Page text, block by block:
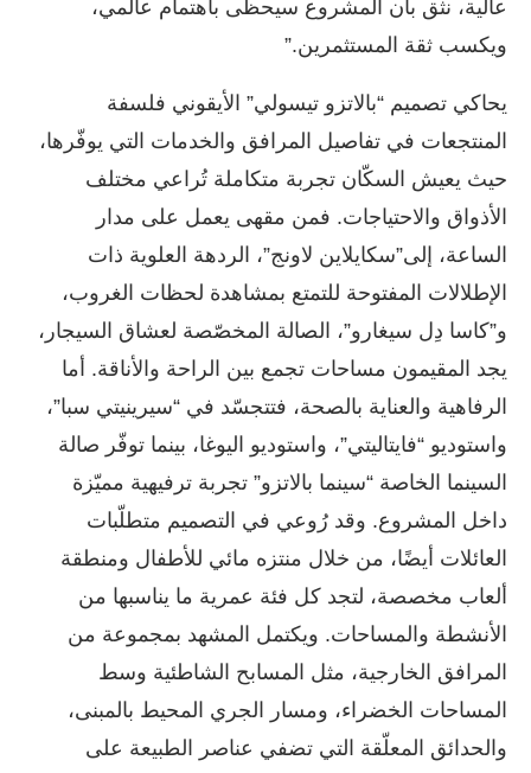
عالية، نثق بأن المشروع سيحظى باهتمام عالمي،
ويكسب ثقة المستثمرين.”
يحاكي تصميم “بالاتزو تيسولي” الأيقوني فلسفة
المنتجعات في تفاصيل المرافق والخدمات التي يوفّرها،
حيث يعيش السكّان تجربة متكاملة تُراعي مختلف
الأذواق والاحتياجات. فمن مقهى يعمل على مدار
الساعة، إلى”سكايلاين لاونج”، الردهة العلوية ذات
الإطلالات المفتوحة للتمتع بمشاهدة لحظات الغروب،
و”كاسا دِل سيغارو”، الصالة المخصّصة لعشاق السيجار،
يجد المقيمون مساحات تجمع بين الراحة والأناقة. أما
الرفاهية والعناية بالصحة، فتتجسّد في “سيرينيتي سبا”،
واستوديو “فايتاليتي”، واستوديو اليوغا، بينما توفّر صالة
السينما الخاصة “سينما بالاتزو” تجربة ترفيهية مميّزة
داخل المشروع. وقد رُوعي في التصميم متطلّبات
العائلات أيضًا، من خلال منتزه مائي للأطفال ومنطقة
ألعاب مخصصة، لتجد كل فئة عمرية ما يناسبها من
الأنشطة والمساحات. ويكتمل المشهد بمجموعة من
المرافق الخارجية، مثل المسابح الشاطئية وسط
المساحات الخضراء، ومسار الجري المحيط بالمبنى،
والحدائق المعلّقة التي تضفي عناصر الطبيعة على